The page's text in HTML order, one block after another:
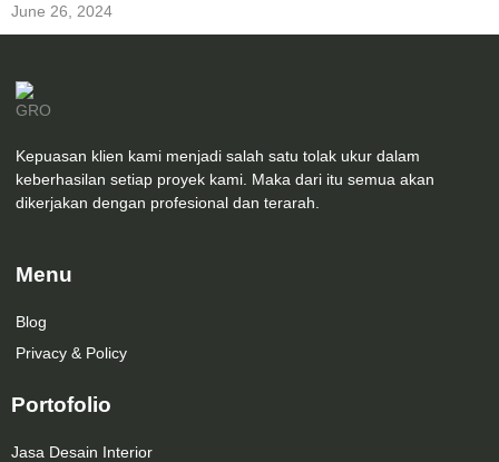
June 26, 2024
Kepuasan klien kami menjadi salah satu tolak ukur dalam
keberhasilan setiap proyek kami. Maka dari itu semua akan
dikerjakan dengan profesional dan terarah.
Menu
Blog
Privacy & Policy
Portofolio
Jasa Desain Interior